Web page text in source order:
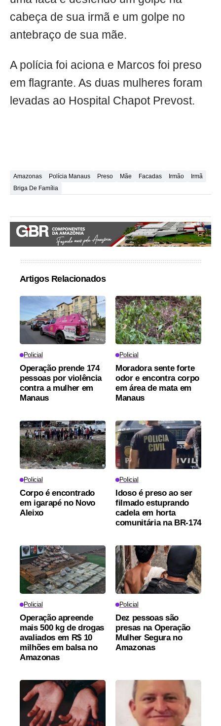
cabeça de sua irmã e um golpe no
antebraço de sua mãe.
A polícia foi aciona e Marcos foi preso
em flagrante. As duas mulheres foram
levadas ao Hospital Chapot Prevost.
Amazonas Polícia Manaus Preso Mãe Facadas Irmão
Irmã
Briga De Família
Artigos Relacionados
Policial
Operação prende 174
pessoas por violência
contra a mulher em
Manaus
Policial
Moradora sente forte
odor e encontra corpo
em área de mata em
Manaus
Policial
Corpo é encontrado
em igarapé no Novo
Aleixo
Policial
Idoso é preso ao ser
filmado estuprando
cadela em horta
comunitária na BR-174
Policial
Operação apreende
mais 500 kg de drogas
avaliados em R$ 10
milhões em balsa no
Amazonas
Policial
Dez pessoas são
presas na Operação
Mulher Segura no
Amazonas